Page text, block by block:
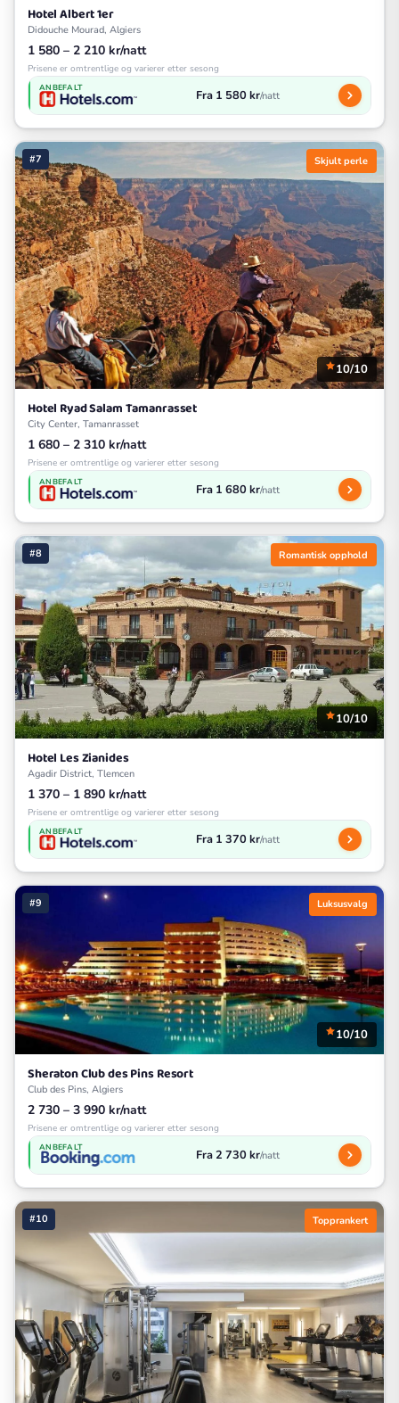
Hotel Albert 1er
Didouche Mourad, Algiers
1 580 – 2 210 kr/natt
Prisene er omtrentlige og varierer etter sesong
ANBEFALT Fra 1 580 kr/natt
#7 Skjult perle
10/10
Hotel Ryad Salam Tamanrasset
City Center, Tamanrasset
1 680 – 2 310 kr/natt
Prisene er omtrentlige og varierer etter sesong
ANBEFALT Fra 1 680 kr/natt
#8 Romantisk opphold
10/10
Hotel Les Zianides
Agadir District, Tlemcen
1 370 – 1 890 kr/natt
Prisene er omtrentlige og varierer etter sesong
ANBEFALT Fra 1 370 kr/natt
#9 Luksusvalg
10/10
Sheraton Club des Pins Resort
Club des Pins, Algiers
2 730 – 3 990 kr/natt
Prisene er omtrentlige og varierer etter sesong
ANBEFALT Fra 2 730 kr/natt
#10 Topprankert